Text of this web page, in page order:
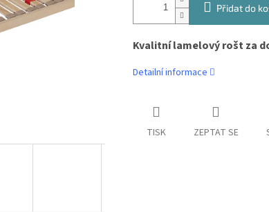
Přidat do
Kvalitní lamelový rošt za
Detailní informace
TISK ZEPTAT SE